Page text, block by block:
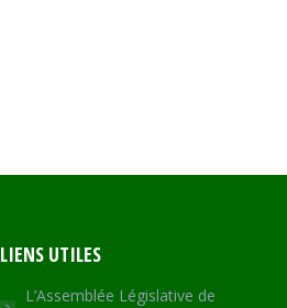
LIENS UTILES
L’Assemblée Législative de